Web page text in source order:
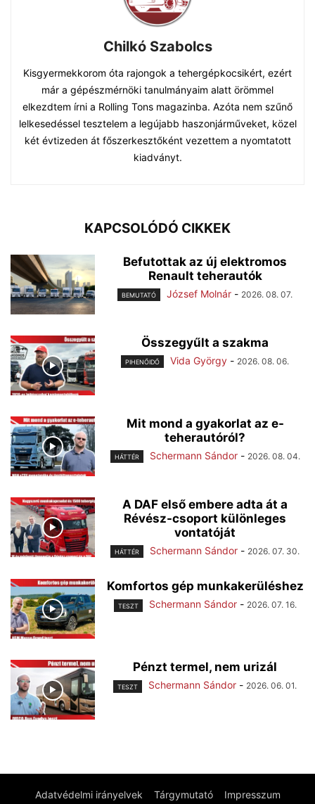
Chilkó Szabolcs
Kisgyermekkorom óta rajongok a tehergépkocsikért, ezért
már a gépészmérnöki tanulmányaim alatt örömmel
elkezdtem írni a Rolling Tons magazinba. Azóta nem szűnő
lelkesedéssel tesztelem a legújabb haszonjárműveket, közel
két évtizeden át főszerkesztőként vezettem a nyomtatott
kiadványt.
KAPCSOLÓDÓ CIKKEK
Befutottak az új elektromos
Renault teherautók
BEMUTATÓ József Molnár - 2026. 08. 07.
Összegyűlt a szakma
PIHENŐIDŐ Vida György - 2026. 08. 06.
Mit mond a gyakorlat az e-
teherautóról?
HÁTTÉR Schermann Sándor - 2026. 08. 04.
A DAF első embere adta át a
Révész-csoport különleges
vontatóját
HÁTTÉR Schermann Sándor - 2026. 07. 30.
Komfortos gép munkakerüléshez
TESZT Schermann Sándor - 2026. 07. 16.
Pénzt termel, nem urizál
TESZT Schermann Sándor - 2026. 06. 01.
Adatvédelmi irányelvek Tárgymutató Impresszum